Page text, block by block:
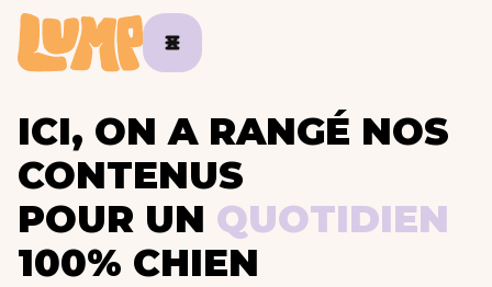
ICI, ON A RANGÉ NOS
CONTENUS
POUR UN QUOTIDIEN
100% CHIEN